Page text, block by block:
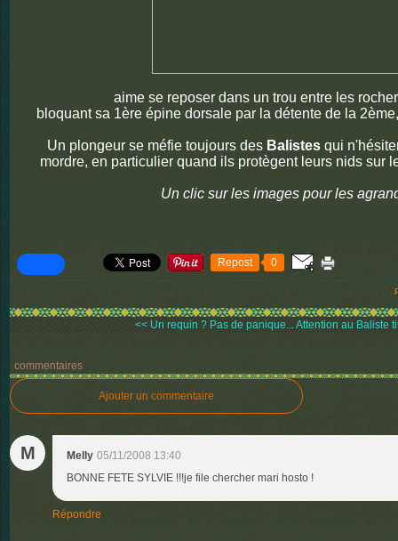
aime se reposer dans un trou entre les
bloquant sa 1ère épine dorsale par la détente de la
Un plongeur se méfie toujours des Balistesqui
mordre, en particulier quand ils protègent leurs nids sur
Un clic sur les images pour les
Repost 0
<< Un requin ? Pas de panique...Attention au Baliste
commentaires
Ajouter un commentaire
M Melly 05/11/2008 13:40
BONNE FETE SYLVIE !!!je file chercher mari hosto !
Répondre